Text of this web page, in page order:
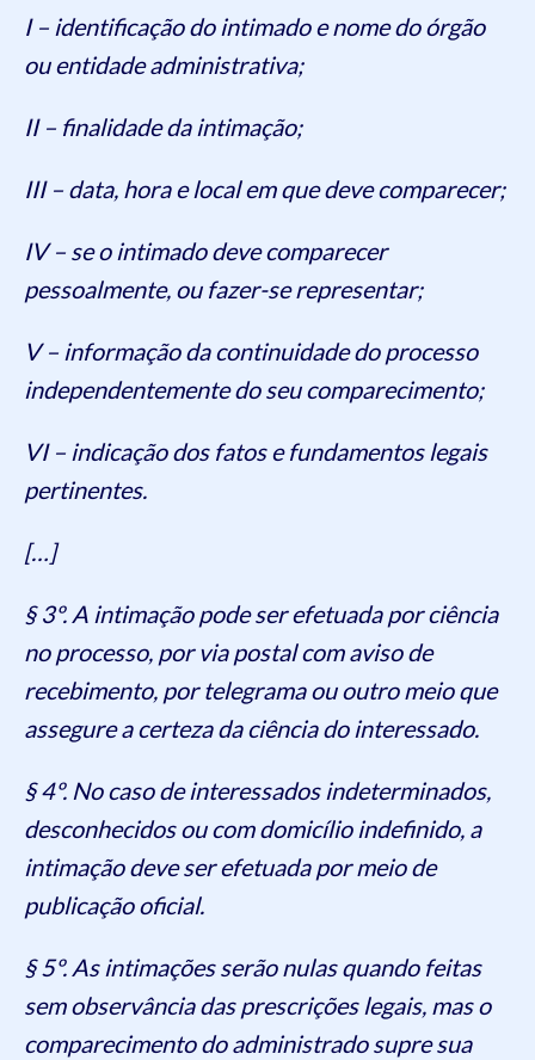
I – identificação do intimado e nome do órgão
ou entidade administrativa;
II – finalidade da intimação;
III – data, hora e local em que deve comparecer;
IV – se o intimado deve comparecer
pessoalmente, ou fazer-se representar;
V – informação da continuidade do processo
independentemente do seu comparecimento;
VI – indicação dos fatos e fundamentos legais
pertinentes.
[…]
§ 3º. A intimação pode ser efetuada por ciência
no processo, por via postal com aviso de
recebimento, por telegrama ou outro meio que
assegure a certeza da ciência do interessado.
§ 4º. No caso de interessados indeterminados,
desconhecidos ou com domicílio indefinido, a
intimação deve ser efetuada por meio de
publicação oficial.
§ 5º. As intimações serão nulas quando feitas
sem observância das prescrições legais, mas o
comparecimento do administrado supre sua